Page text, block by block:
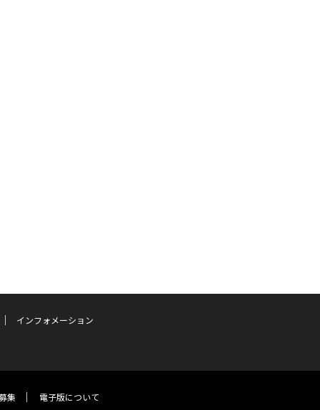
インフォメーション
集 電子版について